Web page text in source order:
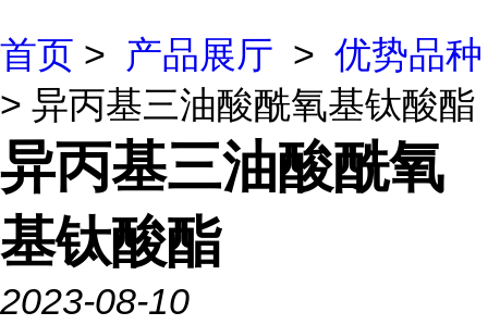
首页 > 产品展厅 > 优势品种
> 异丙基三油酸酰氧基钛酸酯
异丙基三油酸酰氧
基钛酸酯
2023-08-10